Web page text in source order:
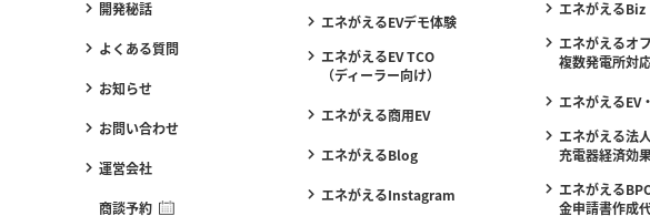
開発秘話
よくある質問
お知らせ
お問い合わせ
運営会社
商談予約
エネがえるEVデモ体験
エネがえるEV TCO
（ディーラー向け）
エネがえる商用EV
エネがえるBlog
エネがえるInstagram
エネがえるBiz
エネがえるオ
複数発電所対応
エネがえるEV
エネがえる法
充電器経済効
エネがえる
金申請書作成代